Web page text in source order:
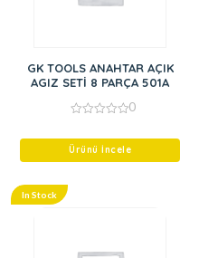
GK TOOLS ANAHTAR AÇIK
AGIZ SETİ 8 PARÇA 501A
of
0
Ürünü İncele
In Stock